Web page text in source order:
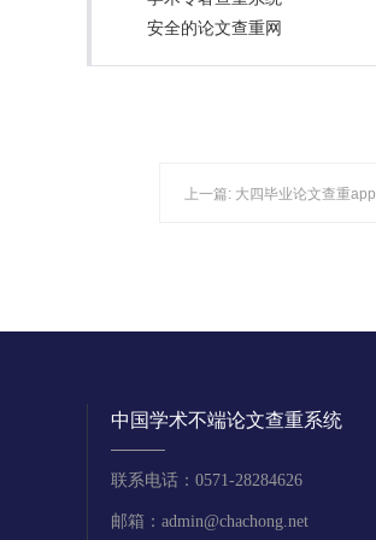
安全的论文查重网
上一篇: 大四毕业论文查重app
中国学术不端论文查重系统
联系电话：0571-28284626
邮箱：admin@chachong.net